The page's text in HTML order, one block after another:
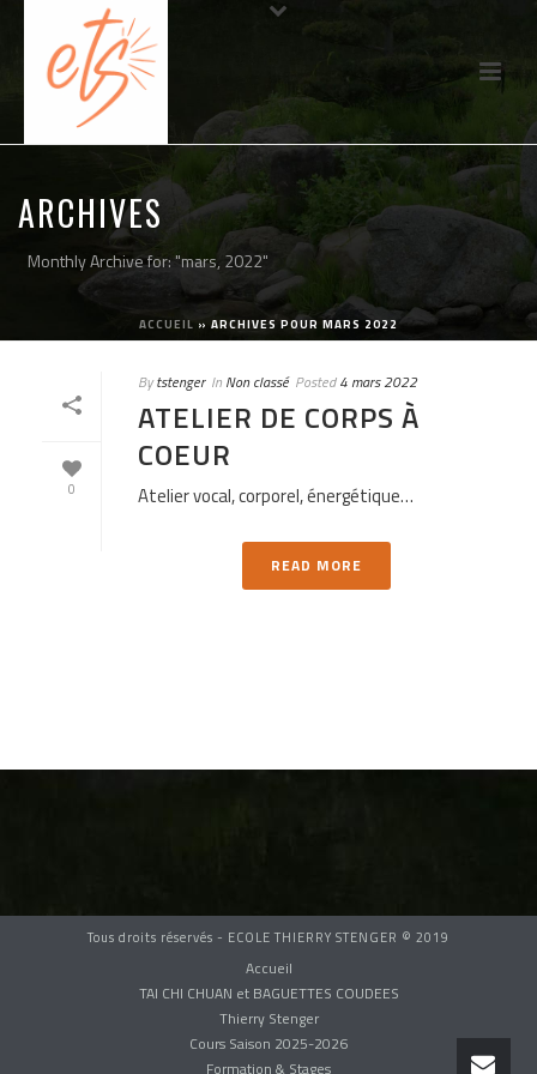
ARCHIVES
Monthly Archive for: "mars, 2022"
ACCUEIL » ARCHIVES POUR MARS 2022
0
By tstenger In Non classé Posted 4 mars 2022
ATELIER DE CORPS À
COEUR
Atelier vocal, corporel, énergétique…
READ MORE
Tous droits réservés - ECOLE THIERRY STENGER © 2019
Accueil
TAI CHI CHUAN et BAGUETTES COUDEES
Thierry Stenger
Cours Saison 2025-2026
Formation & Stages